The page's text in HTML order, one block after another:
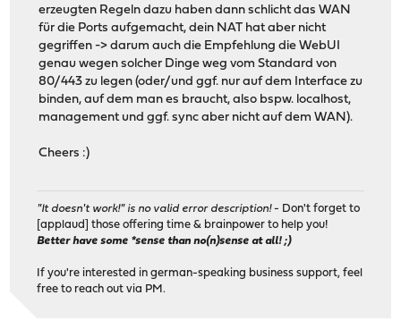
erzeugten Regeln dazu haben dann schlicht das WAN
für die Ports aufgemacht, dein NAT hat aber nicht
gegriffen -> darum auch die Empfehlung die WebUI
genau wegen solcher Dinge weg vom Standard von
80/443 zu legen (oder/und ggf. nur auf dem Interface zu
binden, auf dem man es braucht, also bspw. localhost,
management und ggf. sync aber nicht auf dem WAN).
Cheers :)
"It doesn't work!" is no valid error description!- Don't forget to
[applaud] those offering time & brainpower to help you!
Better have some *sense than no(n)sense at all! ;)
If you're interested in german-speaking business support, feel
free to reach out via PM.